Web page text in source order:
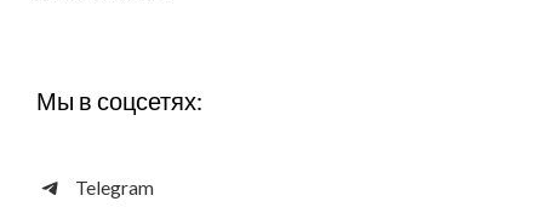
Мы в соцсетях:
Telegram